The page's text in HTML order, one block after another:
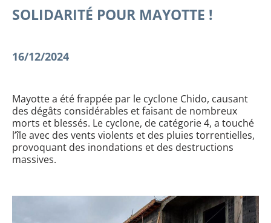
SOLIDARITÉ POUR MAYOTTE !
16/12/2024
Mayotte a été frappée par le cyclone Chido, causant
des dégâts considérables et faisant de nombreux
morts et blessés. Le cyclone, de catégorie 4, a touché
l’île avec des vents violents et des pluies torrentielles,
provoquant des inondations et des destructions
massives.